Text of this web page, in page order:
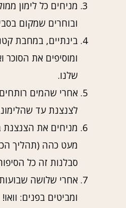
מניחים כל לימון
ובוחרים שמקום
בינתיים, במחבת
ומוסיפים את הסוכר
שלנו.
אחרי שהמים
לצנצנת עד
מניחים את הצנצנת
מעט כהה (תהליך
סבלנות זה כל
אחרי שלושה
ומביטים בפנים: וואו!